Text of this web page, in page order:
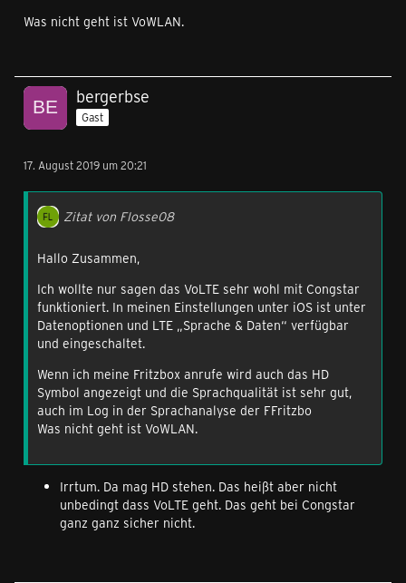
Was nicht geht ist VoWLAN.
bergerbse
Gast
17. August 2019 um 20:21
Zitat von Flosse08
Hallo Zusammen,
Ich wollte nur sagen das VoLTE sehr wohl mit Congstar
funktioniert. In meinen Einstellungen unter iOS ist unter
Datenoptionen und LTE „Sprache & Daten“ verfügbar
und eingeschaltet.
Wenn ich meine Fritzbox anrufe wird auch das HD
Symbol angezeigt und die Sprachqualität ist sehr gut,
auch im Log in der Sprachanalyse der FFritzbo
Was nicht geht ist VoWLAN.
Irrtum. Da mag HD stehen. Das heißt aber nicht
unbedingt dass VoLTE geht. Das geht bei Congstar
ganz ganz sicher nicht.